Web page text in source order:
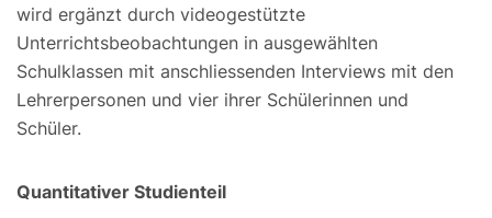
wird ergänzt durch videogestützte
Unterrichtsbeobachtungen in ausgewählten
Schulklassen mit anschliessenden Interviews mit den
Lehrerpersonen und vier ihrer Schülerinnen und
Schüler.
Quantitativer Studienteil